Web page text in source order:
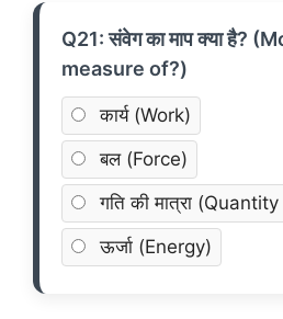
Q21: संवेग का माप क्या है?
measure of?)
कार्य (Work)
बल (Force)
गति की मात्रा
ऊर्जा (Energy)